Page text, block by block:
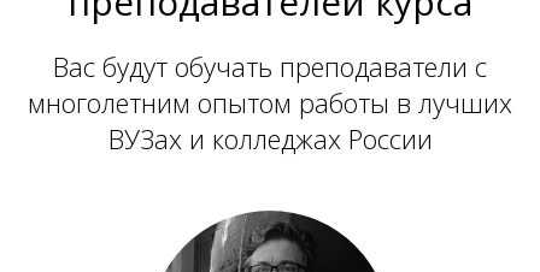
Вас будут обучать преподаватели с
многолетним опытом работы в лучших
ВУЗах и колледжах России